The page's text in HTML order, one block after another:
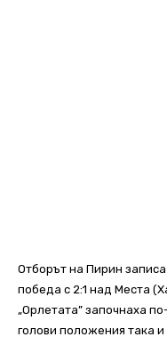
Отборът на Пирин
победа с 2:1 над Места
„Орлетата” започнаха
голови положения така и